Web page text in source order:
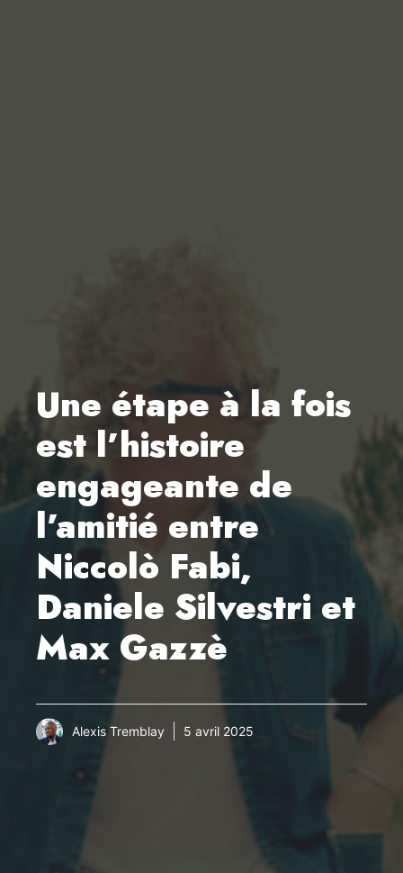
Une étape à la fois
est l’histoire
engageante de
l’amitié entre
Niccolò Fabi,
Daniele Silvestri et
Max Gazzè
Alexis Tremblay 5 avril 2025